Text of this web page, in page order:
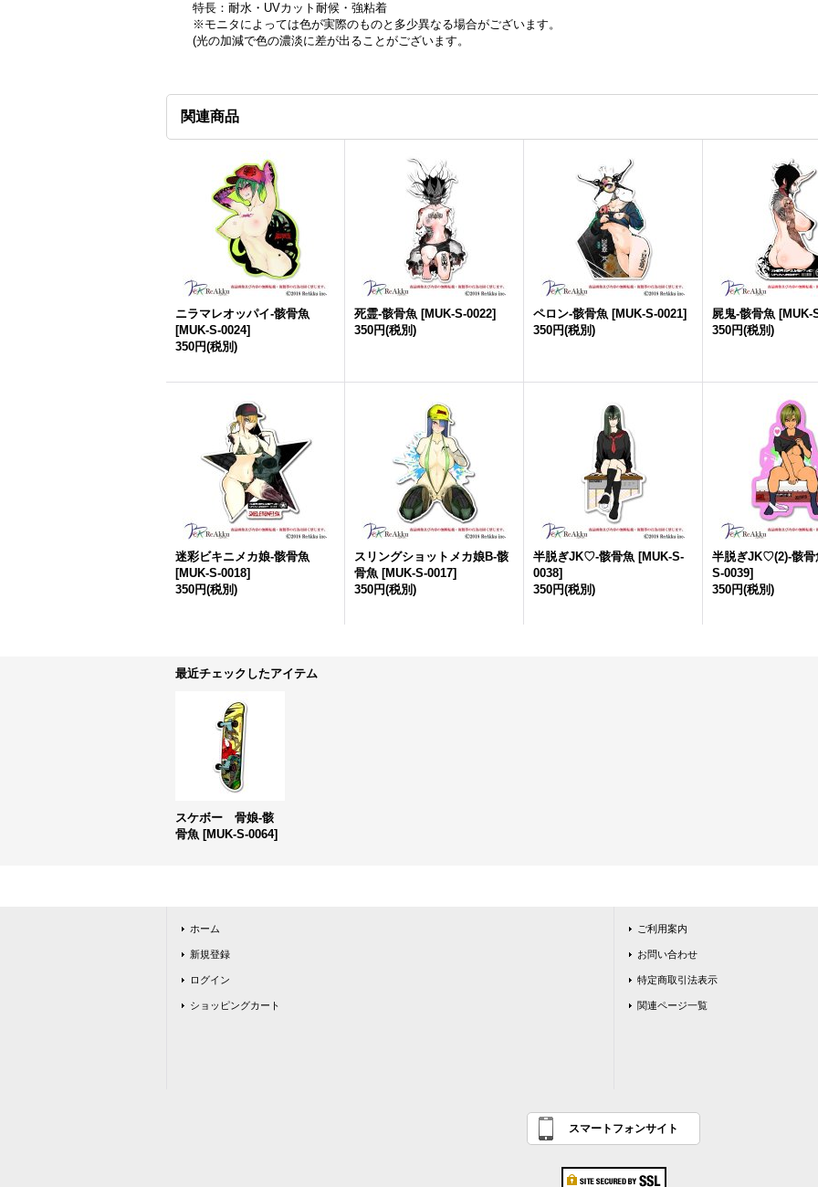
特長：耐水・UVカット耐候・強粘着
※モニタによっては色が実際のものと多少異なる場合がございます。
(光の加減で色の濃淡に差が出ることがございます。
関連商品
ニラマレオッパイ-骸骨魚
[MUK-S-0024]
350円(税別)
死霊-骸骨魚 [MUK-S-0022]
350円(税別)
ペロン-骸骨魚 [MUK-S-0021]
350円(税別)
屍鬼-骸骨魚 [MUK-
350円(税別)
迷彩ビキニメカ娘-骸骨魚
[MUK-S-0018]
350円(税別)
スリングショットメカ娘B-骸
骨魚 [MUK-S-0017]
350円(税別)
半脱ぎJK♡-骸骨魚 [MUK-S-
0038]
350円(税別)
半脱ぎJK♡(2)-骸骨
S-0039]
350円(税別)
最近チェックしたアイテム
スケボー 骨娘-骸
骨魚 [MUK-S-0064]
ホーム
新規登録
ログイン
ショッピングカート
ご利用案内
お問い合わせ
特定商取引法表示
関連ページ一覧
スマートフォンサイト